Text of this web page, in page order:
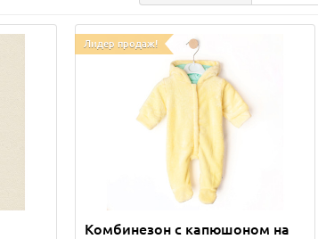
Лидер продаж!
Комбинезон с капюшоном на